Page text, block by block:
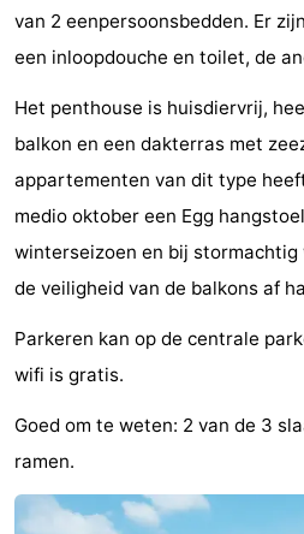
Buiten
Bergen
-
De
Woudhoeve
-
Duinpark
Egmond
-
Kustpark
Egmond
aan
Zee
Last
minutes
Strand
Zien
&
Bezienswaardigheden
Monumenten
-
van 2 eenpersoonsbedden. Er
een inloopdouche en toilet, de
Het penthouse is huisdiervrij,
balkon en een dakterras met
appartementen van dit type
medio oktober een Egg
winterseizoen en bij stormachtig
de veiligheid van de balkons af
Parkeren kan op de centrale
wifi is gratis.
Goed om te weten: 2 van de 3
ramen.